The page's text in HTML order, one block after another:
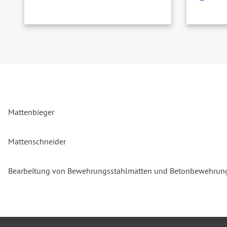
Mattenbieger
Mattenschneider
Bearbeitung von Bewehrungsstahlmatten und